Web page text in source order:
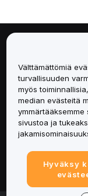
Palvelut
Tuki
Tuotteet
Lakiasiat
Välttämättömiä
turvallisuuden
myös
median evästeitä
sivustoa ja
Hyväksy